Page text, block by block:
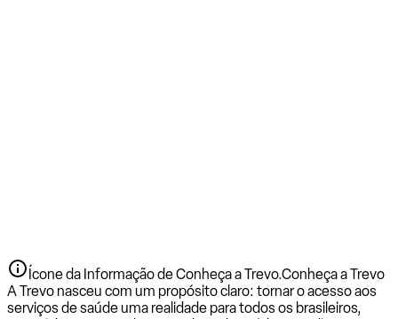
Ícone da Informação de Conheça a Trevo.Conheça a Trevo
A Trevo nasceu com um propósito claro: tornar o acesso aos
serviços de saúde uma realidade para todos os brasileiros,